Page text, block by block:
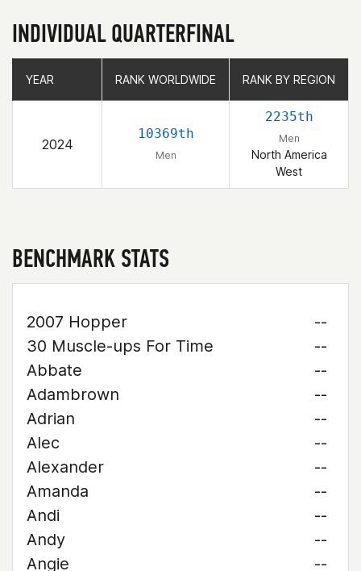
INDIVIDUAL QUARTERFINAL
YEAR RANK WORLDWIDE RANK BY REGION
2024
10369th
Men
2235th
Men
North America
West
YEAR RANK WORLDWIDE RANK BY REGION
BENCHMARK STATS
2007 Hopper
--
30 Muscle-ups For Time
--
Abbate
--
Adambrown
--
Adrian
--
Alec
--
Alexander
--
Amanda
--
Andi
--
Andy
--
Angie
--